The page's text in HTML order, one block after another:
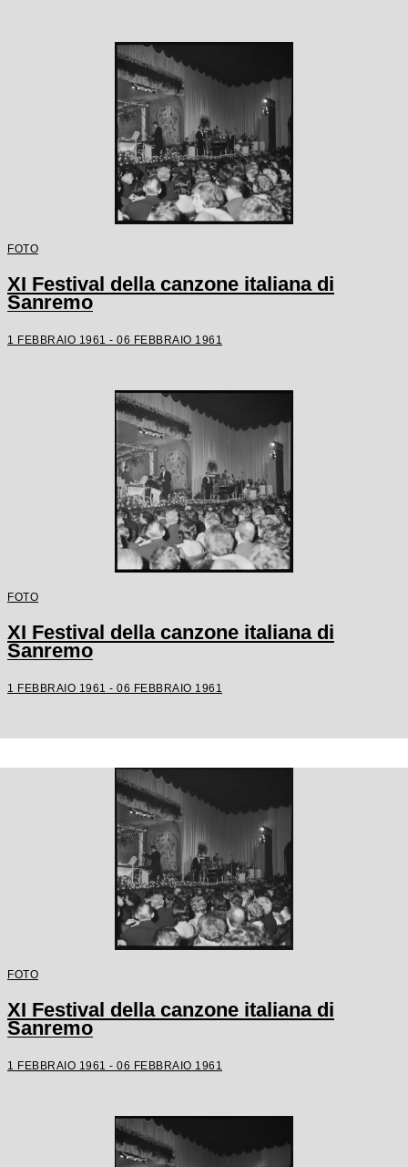
FOTO
XI Festival della canzone italiana di
Sanremo
1 FEBBRAIO 1961 - 06 FEBBRAIO 1961
FOTO
XI Festival della canzone italiana di
Sanremo
1 FEBBRAIO 1961 - 06 FEBBRAIO 1961
FOTO
XI Festival della canzone italiana di
Sanremo
1 FEBBRAIO 1961 - 06 FEBBRAIO 1961